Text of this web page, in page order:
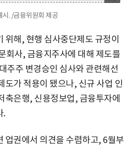
시. /금융위원회 제공
위해, 현행 심사중단제도 규정이
회사, 금융지주사에 대해 제도를
주주 변경승인 심사와 관련해선
도가 적용이 됐으나, 신규 사업 인
축은행, 신용정보업, 금융투자에
.
업권에서 의견을 수렴하고, 6월부